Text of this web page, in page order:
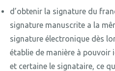
d’obtenir la signature du
signature manuscrite a la
signature électronique dès
établie de manière à pouvoir
et certaine le signataire, ce